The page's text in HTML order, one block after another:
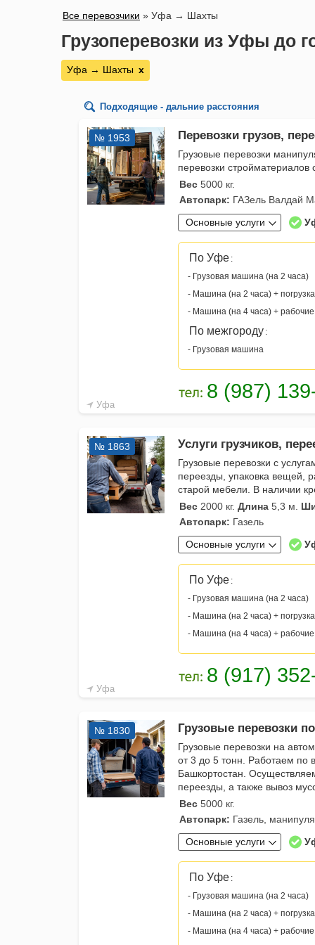
Все перевозчики » Уфа → Шахты
Грузоперевозки из Уфы до
Уфа → Шахты х
Подходящие - дальние расстояния
Уфа
№ 1953 Перевозки грузов,
Грузовые перевозки
перевозки стройматериалов
Вес 5000 кг.
Автопарк: ГАЗель Валдай
Основные услуги
По Уфе :
- Грузовая машина (на 2 часа)
- Машина (на 2 часа) + погрузка
- Машина (на 4 часа) + рабочие
По межгороду :
- Грузовая машина
Уфа
№ 1863 Услуги грузчиков,
Грузовые перевозки с
переезды, упаковка вещей,
старой мебели. В наличии
Вес 2000 кг. Длина 5,3 м.
Автопарк: Газель
Основные услуги
По Уфе :
- Грузовая машина (на 2 часа)
- Машина (на 2 часа) + погрузка
- Машина (на 4 часа) + рабочие
№ 1830 Грузовые перевозки
Грузовые перевозки на
от 3 до 5 тонн. Работаем по
Башкортостан.
переезды, а также вывоз
Вес 5000 кг.
Автопарк: Газель,
Основные услуги
По Уфе :
- Грузовая машина (на 2 часа)
- Машина (на 2 часа) + погрузка
- Машина (на 4 часа) + рабочие